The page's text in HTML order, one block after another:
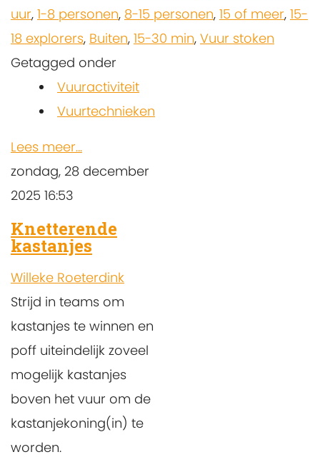
uur, 1-8 personen, 8-15 personen, 15 of meer, 15-
18 explorers, Buiten, 15-30 min, Vuur stoken
Getagged onder
Vuuractiviteit
Vuurtechnieken
Lees meer...
zondag, 28 december
2025 16:53
Knetterende
kastanjes
Willeke Roeterdink
Strijd in teams om
kastanjes te winnen en
poff uiteindelijk zoveel
mogelijk kastanjes
boven het vuur om de
kastanjekoning(in) te
worden.